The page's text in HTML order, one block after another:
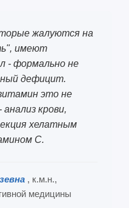
жалуются на
имеют
- формально не
дефицит.
это не
крови,
хелатным
C.
, к.м.н.,
медицины